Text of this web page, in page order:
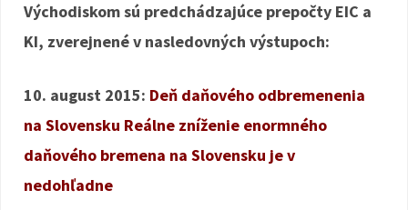
Východiskom sú predchádzajúce prepočty EIC a
KI, zverejnené v nasledovných výstupoch:
10. august 2015: Deň daňového odbremenenia
na Slovensku Reálne zníženie enormného
daňového bremena na Slovensku je v
nedohľadne